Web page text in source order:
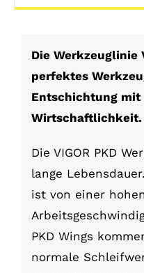
Die Werkzeuglinie
perfektes
Entschichtung mit
Wirtschaftlichkeit.
Die VIGOR PKD
lange
ist von einer
PKD Wings
normale